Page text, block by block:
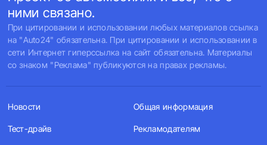
ними связано.
При цитировании и использовании любых материалов ссылка
на "Auto24" обязательна. При цитировании и использовании в
сети Интернет гиперссылка на сайт обязательна. Материалы
со знаком "Реклама" публикуются на правах рекламы.
Новости
Тест-драйв
Общая информация
Рекламодателям